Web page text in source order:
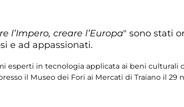
l’Impero, creare l’Europa" sono stati
e ad appassionati.
esperti in tecnologia applicata ai beni culturali
il Museo dei Fori ai Mercati di Traiano il 29